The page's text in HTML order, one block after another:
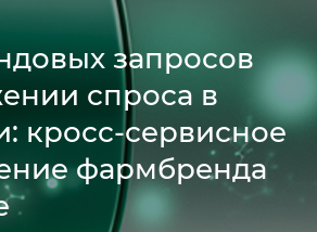
запросов
спроса в
кросс-сервисное
фармбренда